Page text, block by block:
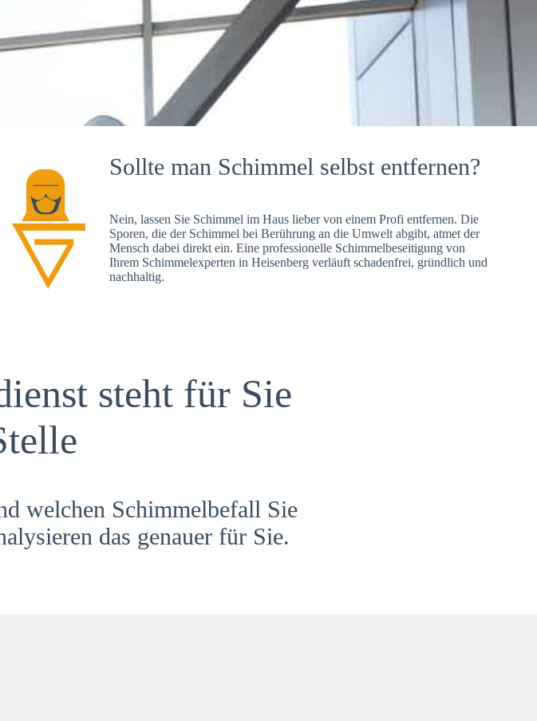
Sollte man Schimmel selbst entfernen?
Nein, lassen Sie Schimmel im Haus lieber von einem Profi entfernen. Die
Sporen, die der Schimmel bei Berührung an die Umwelt abgibt, atmet der
Mensch dabei direkt ein. Eine professionelle Schimmelbeseitigung von
Ihrem Schimmelexperten in Heisenberg verläuft schadenfrei, gründlich und
nachhaltig.
steht für Sie
welchen Schimmelbefall Sie
das genauer für Sie.